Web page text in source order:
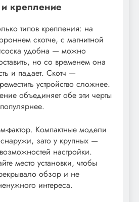
крепление
типов крепления: на
скотче, с магнитной
удобна — можно
но со временем она
и падает. Скотч —
устройство сложнее.
объединяет обе эти черты
фактор. Компактные модели
зато у крупных —
настройки.
место установки, чтобы
обзор и не
интереса.